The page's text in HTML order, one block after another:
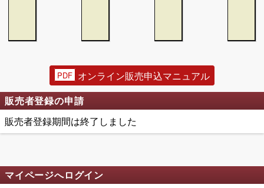
オンライン販売申込マニュアル
販売者登録の申請
販売者登録期間は終了しました
マイページへログイン